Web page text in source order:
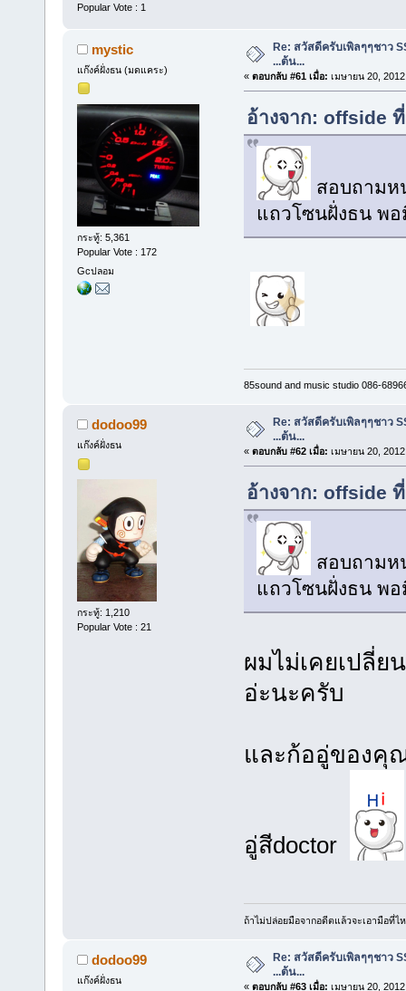
Popular Vote : 1
mystic
แก๊งค์ฝั่งธน (มดแคระ)
กระทู้: 5,361
Popular Vote : 172
Gcปลอม
Re: สวัสดีครับเพิลๆๆชาว
...ต้น...
« ตอบกลับ #61 เมื่อ: เมษายน 20,
อ้างจาก: offside
สอบถามห
แถวโซนฝั่งธน พ
85sound and music studio 086-
dodoo99
แก๊งค์ฝั่งธน
กระทู้: 1,210
Popular Vote : 21
Re: สวัสดีครับเพิลๆๆชาว
...ต้น...
« ตอบกลับ #62 เมื่อ: เมษายน 20,
อ้างจาก: offside
สอบถามห
แถวโซนฝั่งธน พ
ผมไม่เคยเปลี่
อ่ะนะครับ
และก้ออู่ของคุ
อู่สีdoctor
ถ้าไม่ปล่อยมือจากอดีตแล้วจะเอามือที่ไ
dodoo99
แก๊งค์ฝั่งธน
Re: สวัสดีครับเพิลๆๆชาว
...ต้น...
« ตอบกลับ #63 เมื่อ: เมษายน 20,